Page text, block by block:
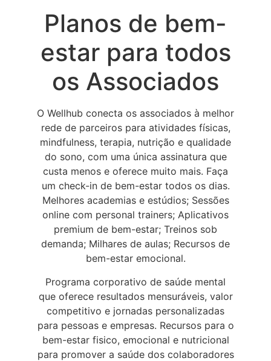
Planos de bem-
estar para todos
os Associados
O Wellhub conecta os associados à melhor
rede de parceiros para atividades físicas,
mindfulness, terapia, nutrição e qualidade
do sono, com uma única assinatura que
custa menos e oferece muito mais. Faça
um check-in de bem-estar todos os dias.
Melhores academias e estúdios; Sessões
online com personal trainers; Aplicativos
premium de bem-estar; Treinos sob
demanda; Milhares de aulas; Recursos de
bem-estar emocional.
Programa corporativo de saúde mental
que oferece resultados mensuráveis, valor
competitivo e jornadas personalizadas
para pessoas e empresas. Recursos para o
bem-estar fisico, emocional e nutricional
para promover a saúde dos colaboradores